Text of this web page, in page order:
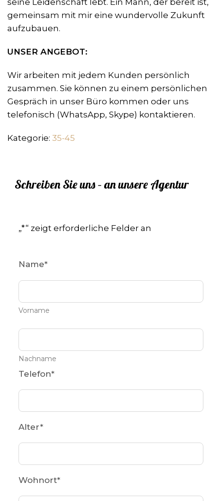
seine Leidenschaft lebt. Ein Mann, der bereit ist,
gemeinsam mit mir eine wundervolle Zukunft
aufzubauen.
UNSER ANGEBOT:
Wir arbeiten mit jedem Kunden persönlich
zusammen. Sie können zu einem persönlichen
Gespräch in unser Büro kommen oder uns
telefonisch (WhatsApp, Skype) kontaktieren.
Kategorie: 35-45
Schreiben Sie uns – an unsere Agentur
„*“ zeigt erforderliche Felder an
Name*
Vorname
Nachname
Telefon*
Alter*
Wohnort*